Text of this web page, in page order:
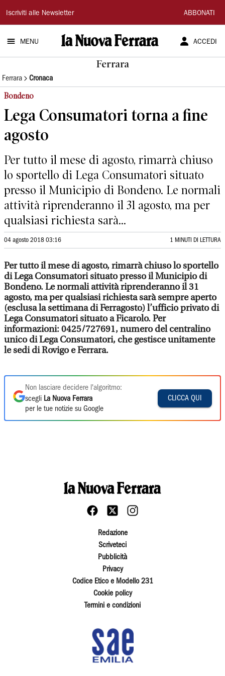
La
Nuova
Ferrara
Iscriviti alle Newsletter ABBONATI
MENU ACCEDI
Ferrara
Ferrara Cronaca
Bondeno
Lega Consumatori torna a fine
agosto
Per tutto il mese di agosto, rimarrà chiuso
lo sportello di Lega Consumatori situato
presso il Municipio di Bondeno. Le normali
attività riprenderanno il 31 agosto, ma per
qualsiasi richiesta sarà...
04 agosto 2018 03:16 1 MINUTI DI LETTURA
Per tutto il mese di agosto, rimarrà chiuso lo sportello
di Lega Consumatori situato presso il Municipio di
Bondeno. Le normali attività riprenderanno il 31
agosto, ma per qualsiasi richiesta sarà sempre aperto
(esclusa la settimana di Ferragosto) l’ufficio privato di
Lega Consumatori situato a Ficarolo. Per
informazioni: 0425/727691, numero del centralino
unico di Lega Consumatori, che gestisce unitamente
le sedi di Rovigo e Ferrara.
Non lasciare decidere l'algoritmo:
scegli La Nuova Ferrara
per le tue notizie su Google
CLICCA QUI
Redazione
Scriveteci
Pubblicità
Privacy
Codice Etico e Modello 231
Cookie policy
Termini e condizioni